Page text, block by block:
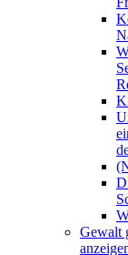
Gewalt